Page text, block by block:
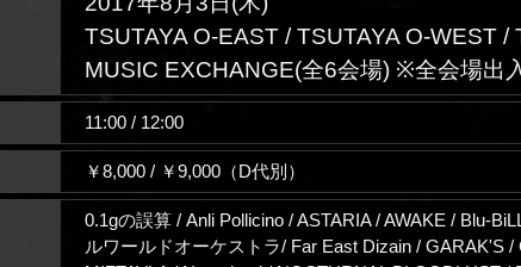
TSUTAYA O-EAST / TSUTAYA O-WEST
MUSIC EXCHANGE(全6会場) ※全会場出
11:00 / 12:00
￥8,000 / ￥9,000（D代別）
0.1gの誤算 / Anli Pollicino / ASTARIA / AWAKE / Blu-
ルワールドオーケストラ/ Far East Dizain / GARAK'S